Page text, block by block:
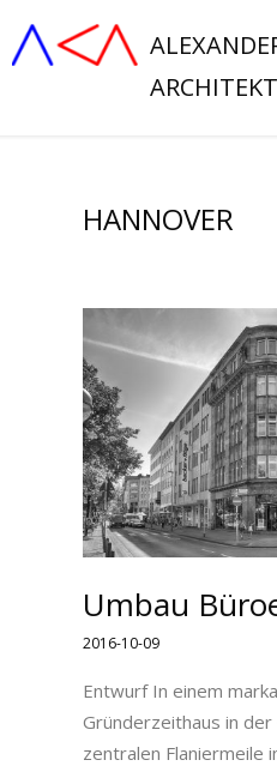
HANNOVER
Umbau
2016-10-09
Entwurf In einem
Gründerzeithaus in
zentralen Flaniermeile